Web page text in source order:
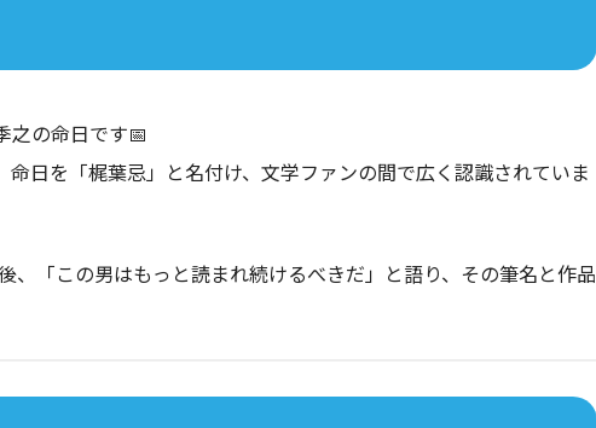
之の命日です📅
日を「梶葉忌」と名付け、文学ファンの間で広く認識されていま
、「この男はもっと読まれ続けるべきだ」と語り、その筆名と作品